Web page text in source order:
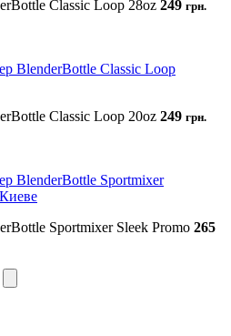
Classic Loop 28oz 249 грн.
Classic Loop 20oz 249 грн.
Sportmixer Sleek Promo 265